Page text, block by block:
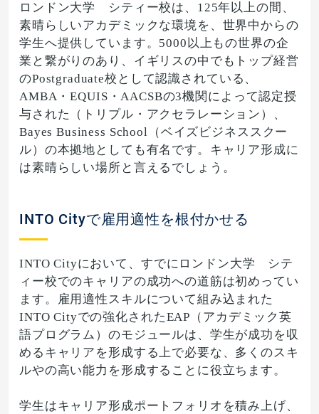
ロンドン大学 シティー校は、125年以上の間、
素晴らしいアカデミックな環境を、世界中からの
学生へ提供しています。5000以上もの世界の企
業と繋がりのあり、イギリスの中でもトップ経営
のPostgraduate校として認識されている、
AMBA・EQUIS・AACSBの3機関によって認定授
与された（トリプル・アクセラレーション）、
Bayes Business School（ベイズビジネススクー
ル）の本拠地としても有名です。キャリア形成に
は素晴らしい場所と言えるでしょう。
INTO Cityで雇用適性を根付かせる
INTO Cityにおいて、すでにロンドン大学 シテ
ィー校でのキャリアの成功への道筋は初めってい
ます。雇用適性スキルについて組み込まれた
INTO Cityでの強化されたEAP（アカデミック英
語プログラム）のモジュールは、学生が成功を収
めるキャリアを形成する上で必要な、多くのスキ
ルやの高い能力を形成することに役立ちます。
学生はキャリア形成ポートフォリオを積み上げ、